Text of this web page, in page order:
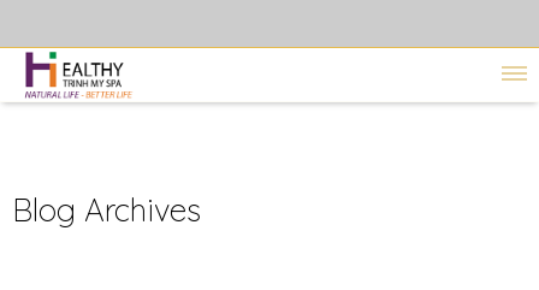
Blog Archives